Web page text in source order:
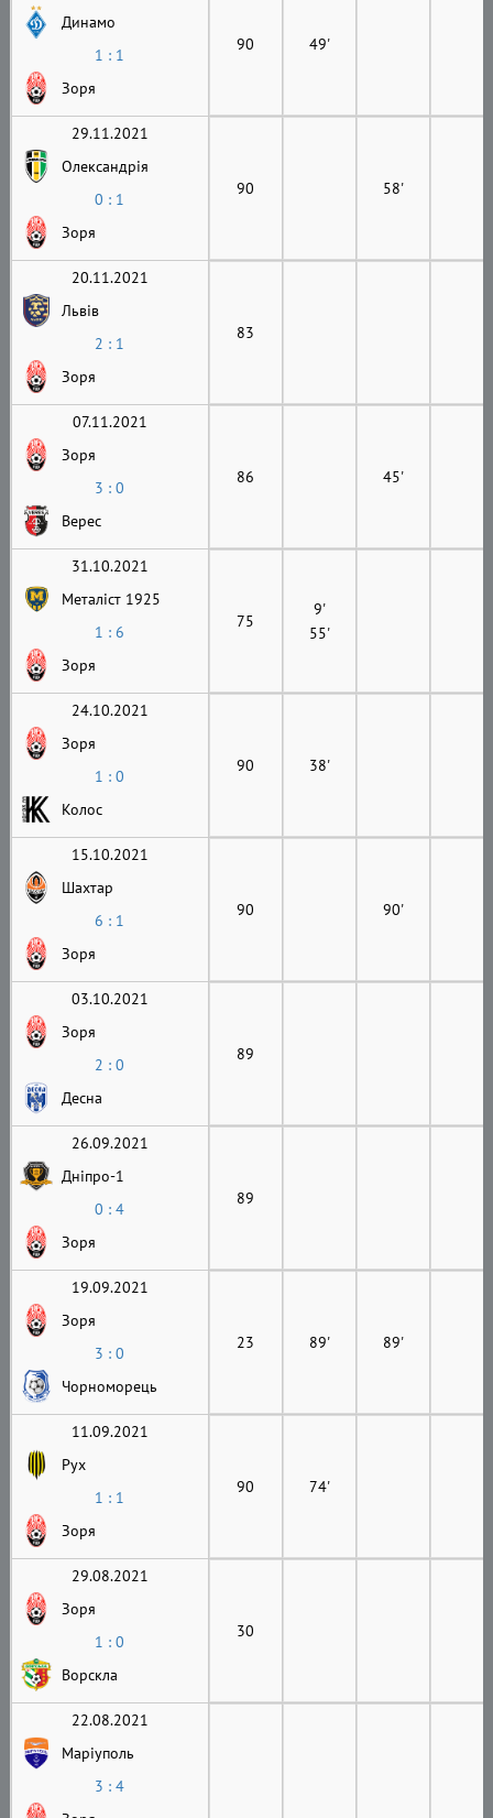
Динамо
1 : 1
Зоря
90 49'
29.11.2021
Олександрія
0 : 1
Зоря
90 58'
20.11.2021
Львів
2 : 1
Зоря
83
07.11.2021
Зоря
3 : 0
Верес
86 45'
31.10.2021
Металіст 1925
1 : 6
Зоря
75
9'
55'
24.10.2021
Зоря
1 : 0
Колос
90 38'
15.10.2021
Шахтар
6 : 1
Зоря
90 90'
03.10.2021
Зоря
2 : 0
Десна
89
26.09.2021
Дніпро-1
0 : 4
Зоря
89
19.09.2021
Зоря
3 : 0
Чорноморець
23 89' 89'
11.09.2021
Рух
1 : 1
Зоря
90 74'
29.08.2021
Зоря
1 : 0
Ворскла
30
22.08.2021
Маріуполь
3 : 4